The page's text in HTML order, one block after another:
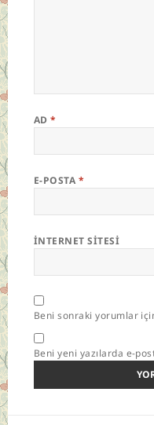
AD*
E-POSTA *
İNTERNET SITESI
Beni sonraki yorumlar
Beni yeni yazılarda e-